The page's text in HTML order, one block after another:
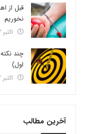
قبل از
نخوریم
اکتبر 23, 2024
چند
اول)
اکتبر 22, 2024
آخرین مطالب